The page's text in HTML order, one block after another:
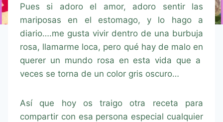
Pues si adoro el amor, adoro sentir las
mariposas en el estomago, y lo hago a
diario….me gusta vivir dentro de una burbuja
rosa, llamarme loca, pero qué hay de malo en
querer un mundo rosa en esta vida que a
veces se torna de un color gris oscuro…
Así que hoy os traigo otra receta para
compartir con esa persona especial cualquier